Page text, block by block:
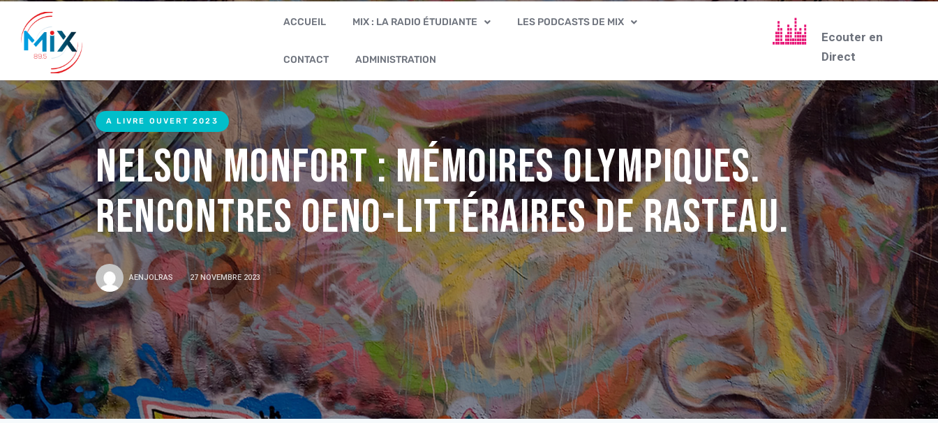
ACCUEIL MIX : LA RADIO ÉTUDIANTE LES PODCASTS DE MIX
CONTACT ADMINISTRATION
Ecouter en
Direct
A LIVRE OUVERT 2023
Nelson MONFORT : Mémoires Olympiques.
Rencontres Oeno-Littéraires de Rasteau.
AENJOLRAS 27 NOVEMBRE 2023